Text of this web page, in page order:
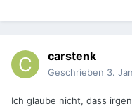
carstenk
Geschrieben 3.
Ich glaube nicht, dass